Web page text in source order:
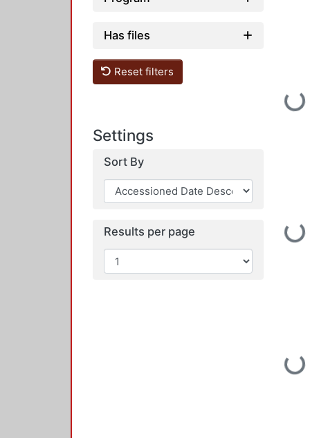
Has files
Reset filters
Settings
Sort By
Results per page
Loading...
Loading...
Loading...